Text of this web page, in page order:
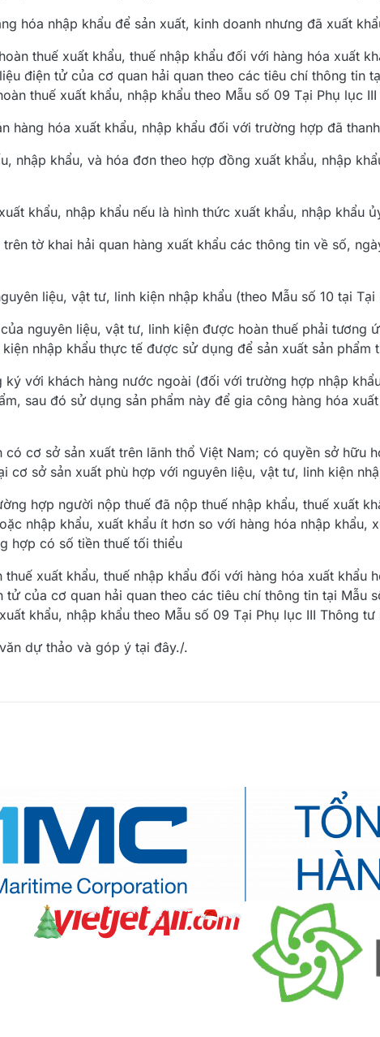
hóa nhập khẩu để sản xuất, kinh doanh nhưng đã xuất
thuế xuất khẩu, thuế nhập khẩu đối với hàng hóa xuất
điện tử của cơ quan hải quan theo các tiêu chí thông tin
thuế xuất khẩu, nhập khẩu theo Mẫu số 09 Tại Phụ lục
hàng hóa xuất khẩu, nhập khẩu đối với trường hợp đã
nhập khẩu, và hóa đơn theo hợp đồng xuất khẩu, nhập
khẩu, nhập khẩu nếu là hình thức xuất khẩu, nhập khẩu
tờ khai hải quan hàng xuất khẩu các thông tin về số,
liệu, vật tư, linh kiện nhập khẩu (theo Mẫu số 10 tại
nguyên liệu, vật tư, linh kiện được hoàn thuế phải tương
nhập khẩu thực tế được sử dụng để sản xuất sản phẩm
ký với khách hàng nước ngoài (đối với trường hợp nhập
sau đó sử dụng sản phẩm này để gia công hàng hóa
có cơ sở sản xuất trên lãnh thổ Việt Nam; có quyền sở hữu
cơ sở sản xuất phù hợp với nguyên liệu, vật tư, linh kiện
hợp người nộp thuế đã nộp thuế nhập khẩu, thuế xuất
nhập khẩu, xuất khẩu ít hơn so với hàng hóa nhập khẩu,
hợp có số tiền thuế tối thiểu
thuế xuất khẩu, thuế nhập khẩu đối với hàng hóa xuất khẩu
của cơ quan hải quan theo các tiêu chí thông tin tại Mẫu
khẩu, nhập khẩu theo Mẫu số 09 Tại Phụ lục III Thông tư
dự thảo và góp ý tại đây./.